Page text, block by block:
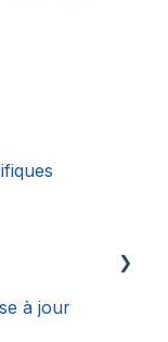
à jour